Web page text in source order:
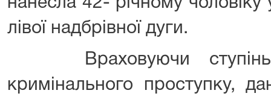
нанесла 42- річному
лівої надбрівної дуги.
Враховуючи ступінь
кримінального проступку,